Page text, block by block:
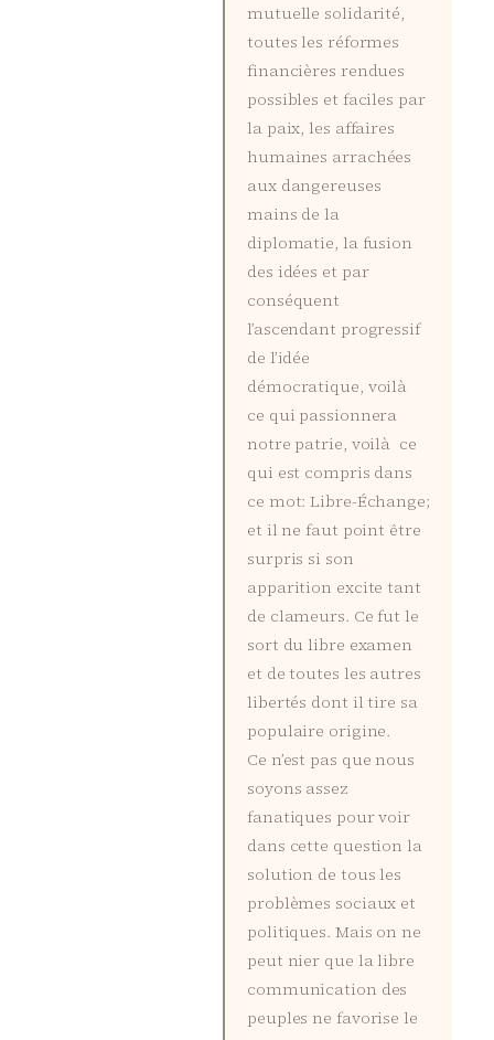
mutuelle solidarité,
toutes les réformes
financières rendues
possibles et faciles par
la paix, les affaires
humaines arrachées
aux dangereuses
mains de la
diplomatie, la fusion
des idées et par
conséquent
l’ascendant progressif
de l’idée
démocratique, voilà
ce qui passionnera
notre patrie, voilà ce
qui est compris dans
ce mot: Libre-Échange;
et il ne faut point être
surpris si son
apparition excite tant
de clameurs. Ce fut le
sort du libre examen
et de toutes les autres
libertés dont il tire sa
populaire origine.
Ce n’est pas que nous
soyons assez
fanatiques pour voir
dans cette question la
solution de tous les
problèmes sociaux et
politiques. Mais on ne
peut nier que la libre
communication des
peuples ne favorise le